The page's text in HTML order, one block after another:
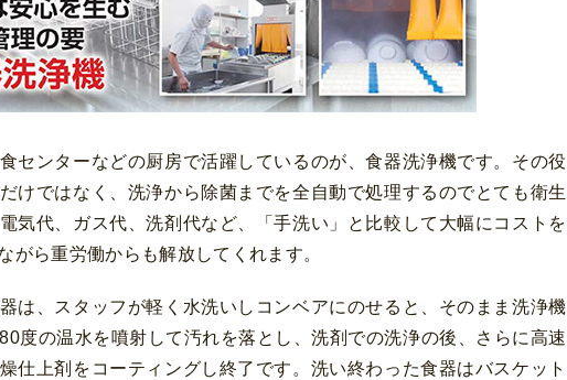
センターなどの厨房で活躍しているのが、食器洗浄機です。その役
けではなく、洗浄から除菌までを全自動で処理するのでとても衛生
気代、ガス代、洗剤代など、「手洗い」と比較して大幅にコストを
がら重労働からも解放してくれます。
は、スタッフが軽く水洗いしコンベアにのせると、そのまま洗浄機
度の温水を噴射して汚れを落とし、洗剤での洗浄の後、さらに高速
仕上剤をコーティングし終了です。洗い終わった食器はバスケット